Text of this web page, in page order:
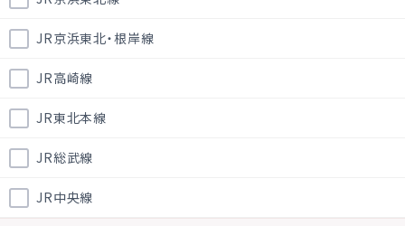
JR京浜東北・根岸線
JR高崎線
JR東北本線
JR総武線
JR中央線